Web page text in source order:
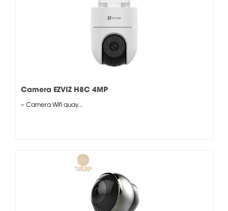
Camera EZVIZ H8C 4MP
– Camera Wifi quay...